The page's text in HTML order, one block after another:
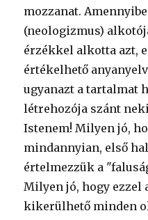
mozzanat.
(neologizmus)
érzékkel alkotta azt,
értékelhető
ugyanazt a tartalmat
létrehozója szánt
Istenem! Milyen jó,
mindannyian, első
értelmezzük a
Milyen jó, hogy ezzel
kikerülhető minden